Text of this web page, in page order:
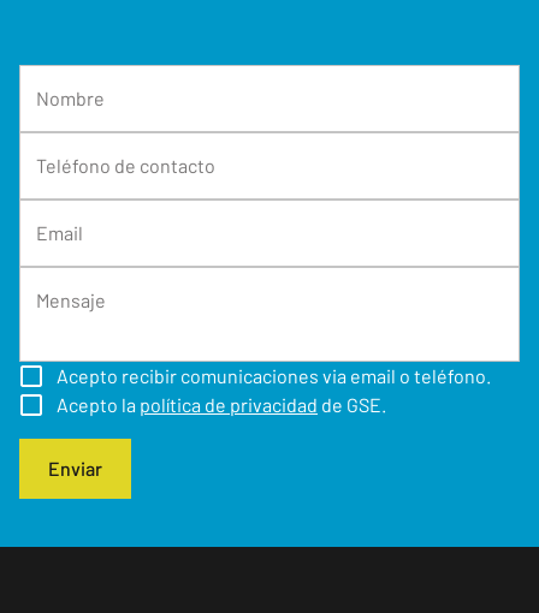
Nombre
Teléfono de contacto
Email
Mensaje
Acepto recibir comunicaciones via email o teléfono.
Acepto la política de privacidad de GSE.
Enviar